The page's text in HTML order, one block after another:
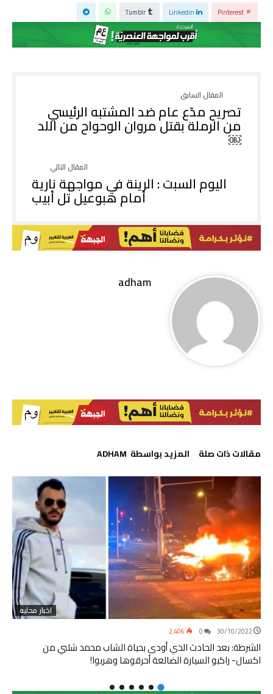
Pinterest
Linkedin
Tumblr
تصريح مدّع عام ضد المشتبه الرئيسي
من الرملة بقتل مروان الوحواح من اللد
￼
اليوم السبت : الرينة في مواجهة نارية
أمام هبوعيل تل أبيب
adham
‫مقالات ذات صلة‬ ‫‫المزيد بواسطة‬ ‬ ADHAM
اخبار محليه
30/10/2022 2٬406
الشرطة: بعد الحادث الذي أودى بحياة الشاب محمد شلبي من
اكسال- راكبو السيارة الضالعة أحرقوها وهربوا!